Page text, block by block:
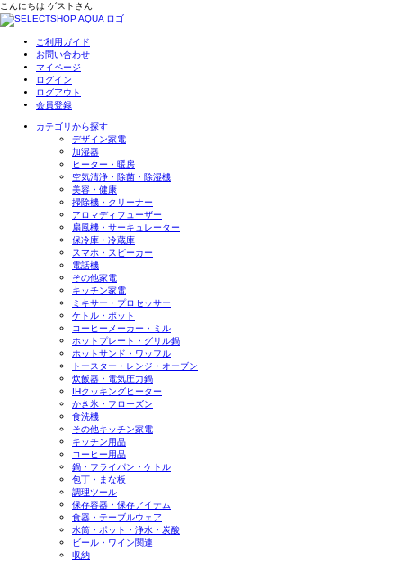
こんにちは ゲスト さん
ご利用ガイド
お問い合わせ
マイページ
ログイン
ログアウト
会員登録
カテゴリから探す
デザイン家電
加湿器
ヒーター・暖房
空気清浄・除菌・除湿機
美容・健康
掃除機・クリーナー
アロマディフューザー
扇風機・サーキュレーター
保冷庫・冷蔵庫
スマホ・スピーカー
電話機
その他家電
キッチン家電
ミキサー・プロセッサー
ケトル・ポット
コーヒーメーカー・ミル
ホットプレート・グリル鍋
ホットサンド・ワッフル
トースター・レンジ・オーブン
炊飯器・電気圧力鍋
IHクッキングヒーター
かき氷・フローズン
食洗機
その他キッチン家電
キッチン用品
コーヒー用品
鍋・フライパン・ケトル
包丁・まな板
調理ツール
保存容器・保存アイテム
食器・テーブルウェア
水筒・ポット・浄水・炭酸
ビール・ワイン関連
収納